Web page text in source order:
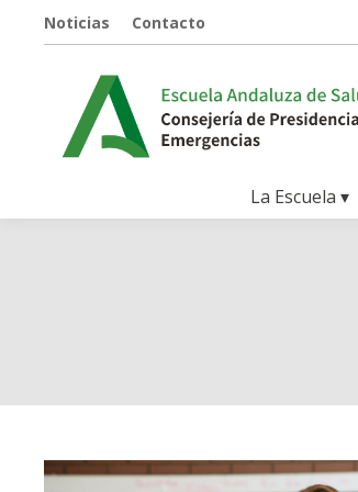
Noticias Contacto
La Escuela ▾